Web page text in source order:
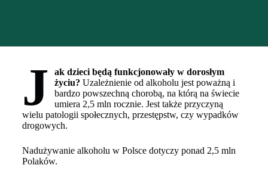
J
ak dzieci będą funkcjonowały w dorosłym
życiu? Uzależnienie od alkoholu jest poważną i
bardzo powszechną chorobą, na którą na świecie
umiera 2,5 mln rocznie. Jest także przyczyną
wielu patologii społecznych, przestępstw, czy wypadków
drogowych.
Nadużywanie alkoholu w Polsce dotyczy ponad 2,5 mln
Polaków.